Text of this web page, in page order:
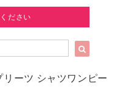
ださい
ーツ シャツワンピー